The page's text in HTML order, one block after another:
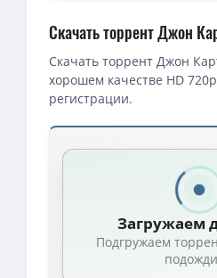
Скачать торрент Джон
Скачать торрент Джон
хорошем качестве HD
регистрации.
Загружаем
Подгружаем